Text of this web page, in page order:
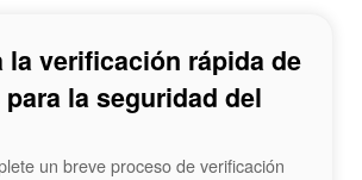
la verificación rápida de
la seguridad del
un breve proceso de verificación